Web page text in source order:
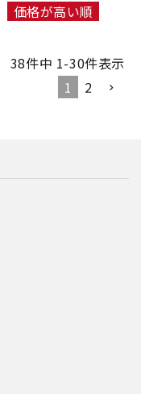
価格が高い順
38件中 1-30件表示
1
2